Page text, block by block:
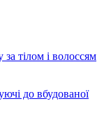
тілом і волоссям
до вбудованої